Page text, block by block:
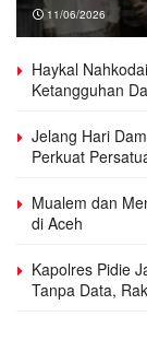
11/06/2026
Haykal
Ketangguhan
Jelang Hari
Perkuat
Mualem dan
di Aceh
Kapolres Pidie
Tanpa Data,